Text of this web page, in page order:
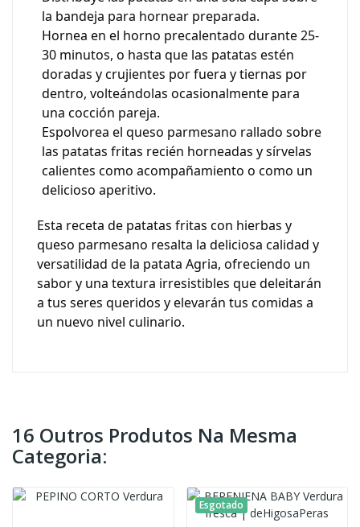
la bandeja para hornear preparada.
Hornea en el horno precalentado durante 25-
30 minutos, o hasta que las patatas estén
doradas y crujientes por fuera y tiernas por
dentro, volteándolas ocasionalmente para
una cocción pareja.
Espolvorea el queso parmesano rallado sobre
las patatas fritas recién horneadas y sírvelas
calientes como acompañamiento o como un
delicioso aperitivo.
Esta receta de patatas fritas con hierbas y
queso parmesano resalta la deliciosa calidad y
versatilidad de la patata Agria, ofreciendo un
sabor y una textura irresistibles que deleitarán
a tus seres queridos y elevarán tus comidas a
un nuevo nivel culinario.
16 Outros Produtos Na Mesma
Categoria:
Esgotado